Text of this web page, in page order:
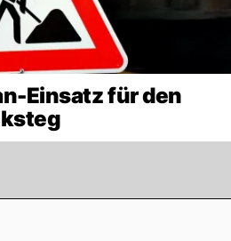
Einsatz für den